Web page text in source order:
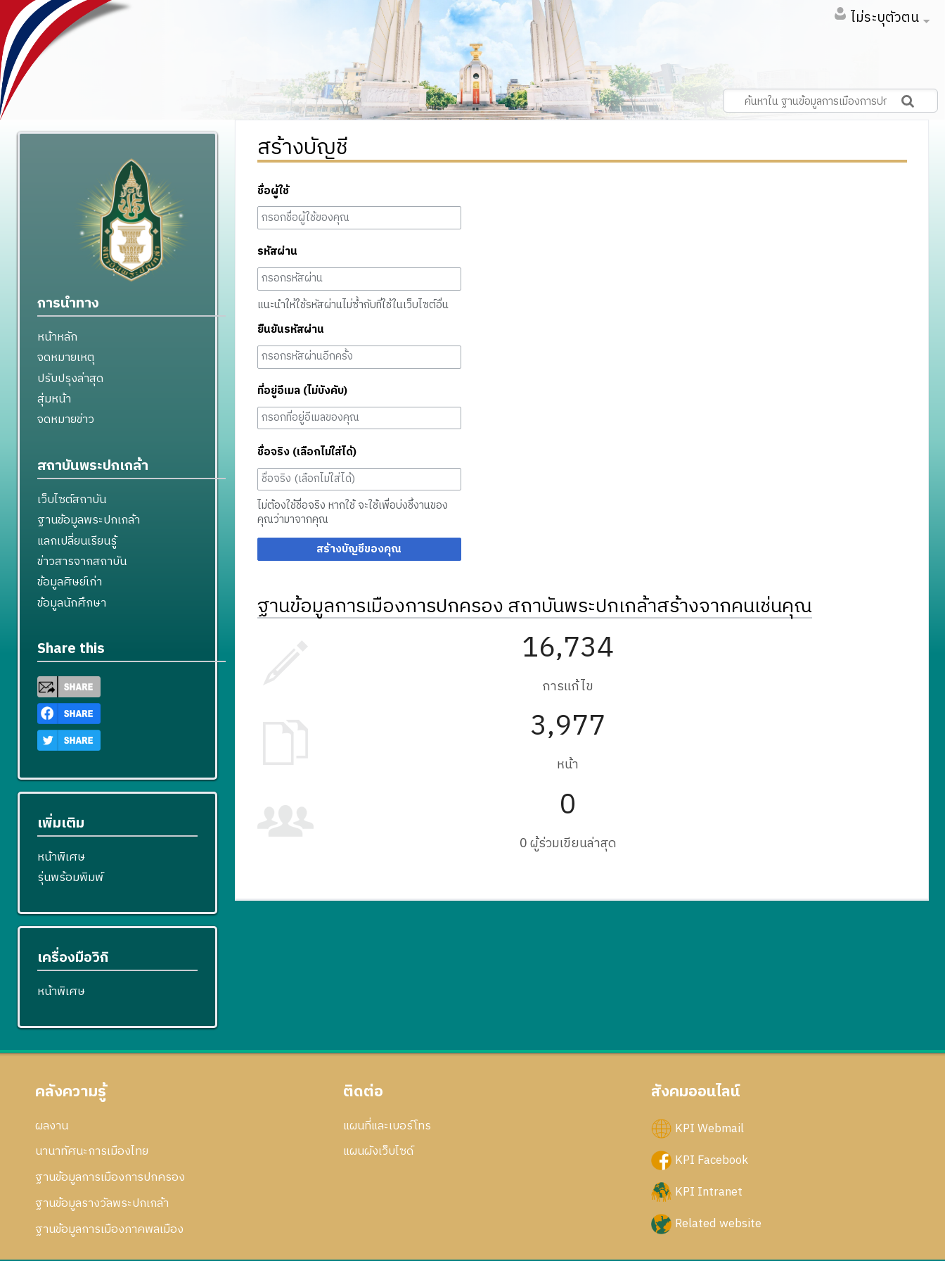
ไม่ระบุตัวตน
สร้างบัญชี
ชื่อผู้ใช้
รหัสผ่าน
แนะนำให้ใช้รหัสผ่านไม่ซ้ำกับที่ใช้ในเว็บไซต์อื่น
ยืนยันรหัสผ่าน
ที่อยู่อีเมล (ไม่บังคับ)
ชื่อจริง (เลือกไม่ใส่ได้)
ไม่ต้องใช้ชื่อจริง หากใช้ จะใช้เพื่อบ่งชี้งานของ
คุณว่ามาจากคุณ
สร้างบัญชีของคุณ
ฐานข้อมูลการเมืองการปกครอง สถาบันพระปกเกล้าสร้างจากคนเช่นคุณ
16,734
การแก้ไข
3,977
หน้า
0
0 ผู้ร่วมเขียนล่าสุด
การนำทาง
หน้าหลัก
จดหมายเหตุ
ปรับปรุงล่าสุด
สุ่มหน้า
จดหมายข่าว
สถาบันพระปกเกล้า
เว็บไซต์สถาบัน
ฐานข้อมูลพระปกเกล้า
แลกเปลี่ยนเรียนรู้
ข่าวสารจากสถาบัน
ข้อมูลศิษย์เก่า
ข้อมูลนักศึกษา
Share this
เพิ่มเติม
หน้าพิเศษ
รุ่นพร้อมพิมพ์
เครื่องมือวิกิ
หน้าพิเศษ
คลังความรู้
ผลงาน
นานาทัศนะการเมืองไทย
ฐานข้อมูลการเมืองการปกครอง
ฐานข้อมูลรางวัลพระปกเกล้า
ฐานข้อมูลการเมืองภาคพลเมือง
ติดต่อ
แผนที่และเบอร์โทร
แผนผังเว็บไซด์
สังคมออนไลน์
KPI Webmail
KPI Facebook
KPI Intranet
Related website